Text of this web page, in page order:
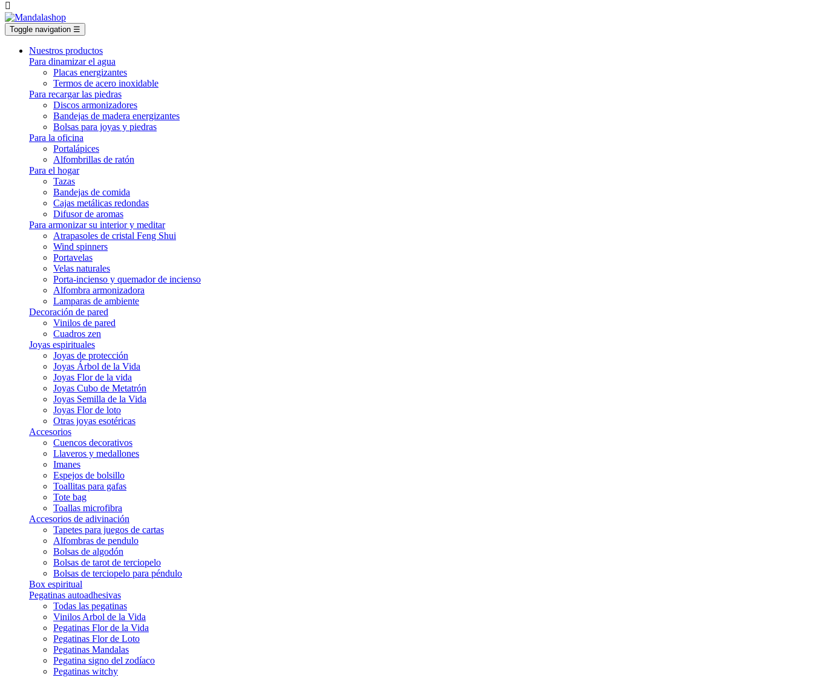

Toggle navigation ☰
Nuestros productos
Para dinamizar el agua
Placas energizantes
Termos de acero inoxidable
Para recargar las piedras
Discos armonizadores
Bandejas de madera energizantes
Bolsas para joyas y piedras
Para la oficina
Portalápices
Alfombrillas de ratón
Para el hogar
Tazas
Bandejas de comida
Cajas metálicas redondas
Difusor de aromas
Para armonizar su interior y meditar
Atrapasoles de cristal Feng Shui
Wind spinners
Portavelas
Velas naturales
Porta-incienso y quemador de incienso
Alfombra armonizadora
Lamparas de ambiente
Decoración de pared
Vinilos de pared
Cuadros zen
Joyas espirituales
Joyas de protección
Joyas Árbol de la Vida
Joyas Flor de la vida
Joyas Cubo de Metatrón
Joyas Semilla de la Vida
Joyas Flor de loto
Otras joyas esotéricas
Accesorios
Cuencos decorativos
Llaveros y medallones
Imanes
Espejos de bolsillo
Toallitas para gafas
Tote bag
Toallas microfibra
Accesorios de adivinación
Tapetes para juegos de cartas
Alfombras de pendulo
Bolsas de algodón
Bolsas de tarot de terciopelo
Bolsas de terciopelo para péndulo
Box espiritual
Pegatinas autoadhesivas
Todas las pegatinas
Vinilos Arbol de la Vida
Pegatinas Flor de la Vida
Pegatinas Flor de Loto
Pegatinas Mandalas
Pegatina signo del zodíaco
Pegatinas witchy